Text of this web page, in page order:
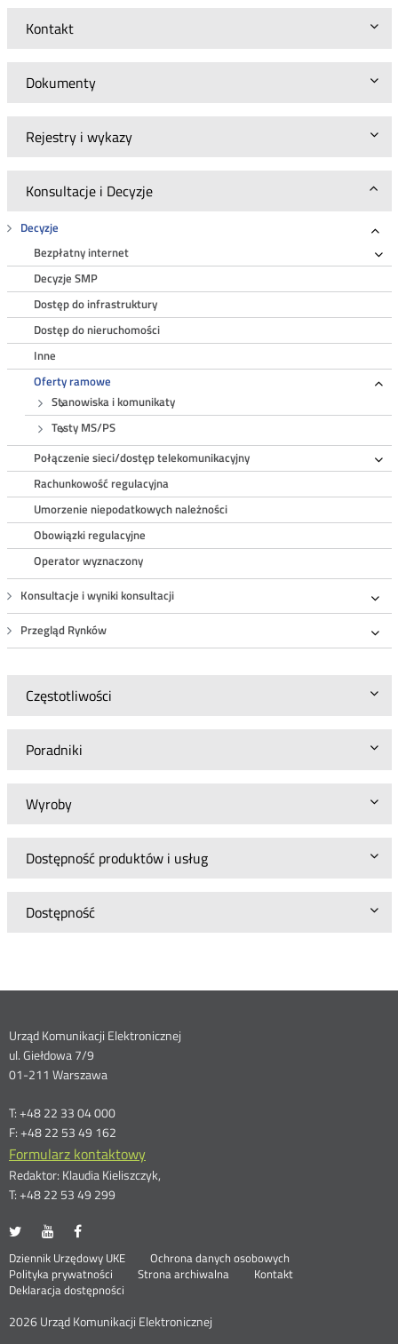
Kontakt
Dokumenty
Rejestry i wykazy
Konsultacje i Decyzje
Decyzje
Bezpłatny internet
Decyzje SMP
Dostęp do infrastruktury
Dostęp do nieruchomości
Inne
Oferty ramowe
Stanowiska i komunikaty
Testy MS/PS
Połączenie sieci/dostęp telekomunikacyjny
Rachunkowość regulacyjna
Umorzenie niepodatkowych należności
Obowiązki regulacyjne
Operator wyznaczony
Konsultacje i wyniki konsultacji
Przegląd Rynków
Częstotliwości
Poradniki
Wyroby
Dostępność produktów i usług
Dostępność
Dane
kontaktowe
Urząd Komunikacji Elektronicznej
ul. Giełdowa 7/9
01-211 Warszawa
T: +48 22 33 04 000
F: +48 22 53 49 162
Formularz kontaktowy
Redaktor: Klaudia Kieliszczyk,
T: +48 22 53 49 299
UKE
portalu
Twitter
Otwórz
nowym
oknie
UKE
portalu
Youtube
Otwórz
nowym
oknie
portalu
Facebook
nowym
oknie
Stopka
menu
Dziennik Urzędowy UKE Otwórz
Ochrona danych osobowych
Polityka prywatności
Otwórz
w
oknie
Strona archiwalna
Kontakt
Deklaracja dostępności
2026 Urząd Komunikacji Elektronicznej